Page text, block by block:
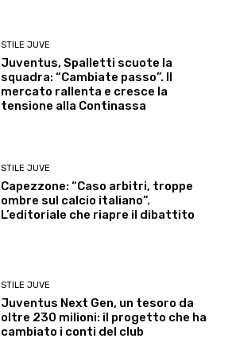
STILE JUVE
Juventus, Spalletti scuote la
squadra: “Cambiate passo”. Il
mercato rallenta e cresce la
tensione alla Continassa
STILE JUVE
Capezzone: “Caso arbitri, troppe
ombre sul calcio italiano”.
L’editoriale che riapre il dibattito
STILE JUVE
Juventus Next Gen, un tesoro da
oltre 230 milioni: il progetto che ha
cambiato i conti del club